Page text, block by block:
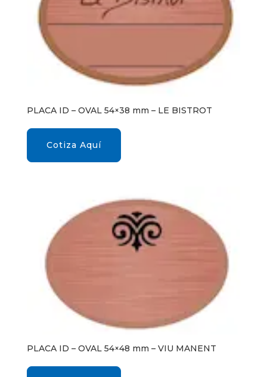
PLACA ID – OVAL 54×38 mm – LE BISTROT
Cotiza Aquí
PLACA ID – OVAL 54×48 mm – VIU MANENT